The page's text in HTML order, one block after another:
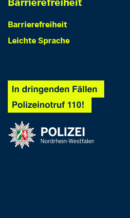
Barrierefreiheit
Barrierefreiheit
Leichte Sprache